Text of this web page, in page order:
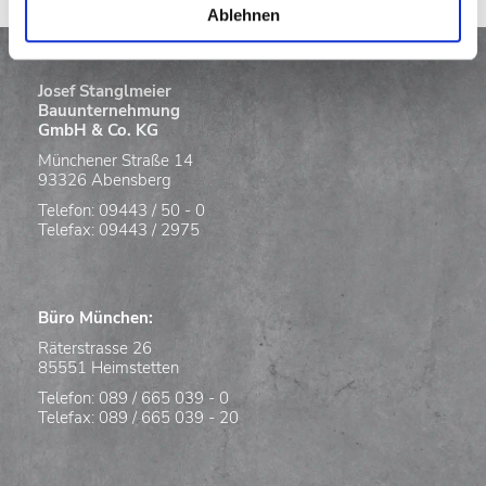
Ablehnen
Josef Stanglmeier
Bauunternehmung
GmbH & Co. KG
Münchener Straße 14
93326 Abensberg
Telefon: 09443 / 50 - 0
Telefax: 09443 / 2975
Büro München:
Räterstrasse 26
85551 Heimstetten
Telefon: 089 / 665 039 - 0
Telefax: 089 / 665 039 - 20